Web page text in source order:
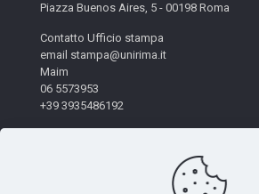
Piazza Buenos Aires, 5 - 00198 Roma
Contatto Ufficio stampa
email stampa@unirima.it
Maim
06 5573953
+39 3935486192